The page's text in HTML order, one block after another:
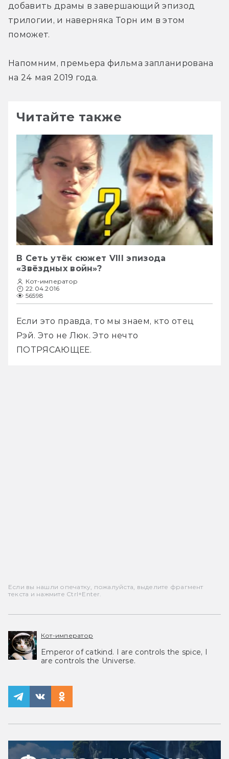
добавить драмы в завершающий эпизод
трилогии, и наверняка Торн им в этом
поможет.
Напомним, премьера фильма запланирована
на 24 мая 2019 года.
Читайте также
В Сеть утёк сюжет VIII эпизода
«Звёздных войн»?
Кот-император
22.04.2016
56598
Если это правда, то мы знаем, кто отец
Рэй. Это не Люк. Это нечто
ПОТРЯСАЮЩЕЕ.
Если вы нашли опечатку, пожалуйста, выделите фрагмент
текста и нажмите Ctrl+Enter.
Кот-император
Emperor of catkind. I are controls the spice, I
are controls the Universe.